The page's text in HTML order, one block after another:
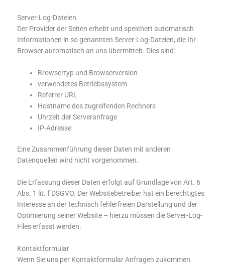
Server-Log-Dateien
Der Provider der Seiten erhebt und speichert automatisch
Informationen in so genannten Server-Log-Dateien, die Ihr
Browser automatisch an uns übermittelt. Dies sind:
Browsertyp und Browserversion
verwendetes Betriebssystem
Referrer URL
Hostname des zugreifenden Rechners
Uhrzeit der Serveranfrage
IP-Adresse
Eine Zusammenführung dieser Daten mit anderen
Datenquellen wird nicht vorgenommen.
Die Erfassung dieser Daten erfolgt auf Grundlage von Art. 6
Abs. 1 lit. f DSGVO. Der Websitebetreiber hat ein berechtigtes
Interesse an der technisch fehlerfreien Darstellung und der
Optimierung seiner Website – hierzu müssen die Server-Log-
Files erfasst werden.
Kontaktformular
Wenn Sie uns per Kontaktformular Anfragen zukommen